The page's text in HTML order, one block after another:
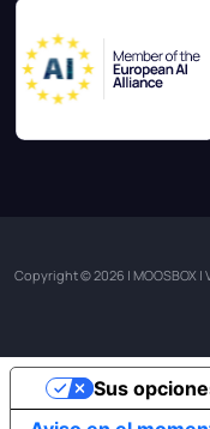
Copyright © 2026 | MOOSBOX
Sus